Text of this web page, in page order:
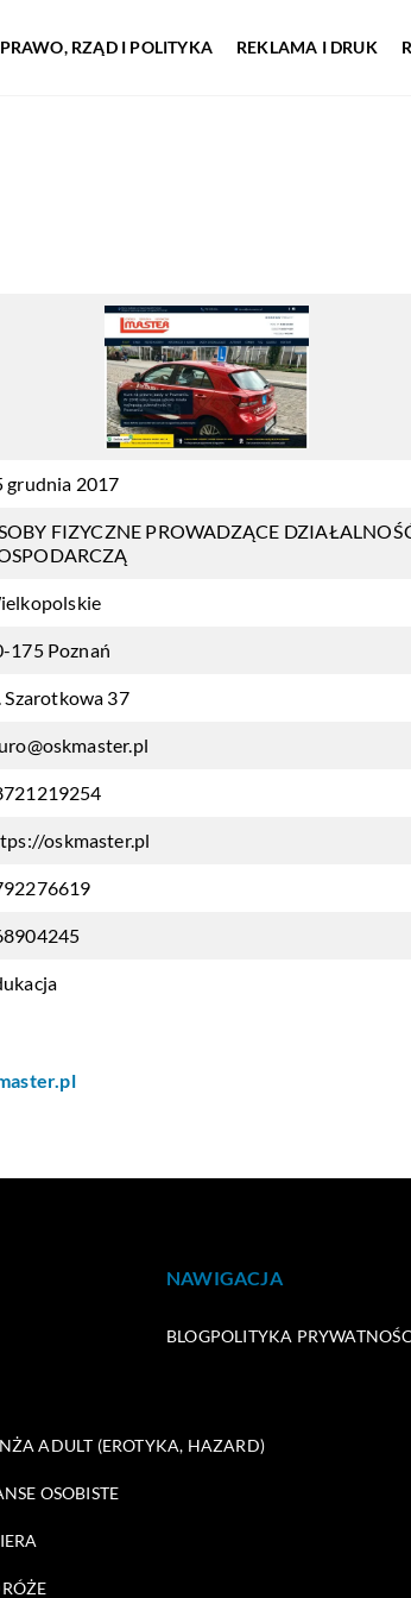
PRAWO, RZĄD I POLITYKA REKLAMA I DRUK
grudnia 2017
FIZYCZNE PROWADZĄCE
175 Poznań
Szarotkowa 37
oskmaster.pl
NAWIGACJA
BLOGPOLITYKA
ADULT (EROTYKA, HAZARD)
OSOBISTE